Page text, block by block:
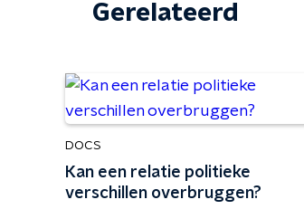
Gerelateerd
DOCS
Kan een relatie politieke
verschillen overbruggen?